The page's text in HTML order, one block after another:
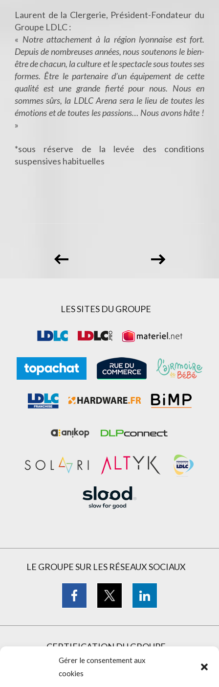
Gérer le consentement aux
cookies
Laurent de la Clergerie, Président-Fondateur du
Groupe LDLC :
« Notre attachement à la région lyonnaise est fort.
Depuis de nombreuses années, nous soutenons le bien-
être de chacun, la culture et le spectacle sous toutes ses
formes. Être le partenaire d’un équipement de cette
qualité est une grande fierté pour nous. Nous en
sommes sûrs, la LDLC Arena sera le lieu de toutes les
émotions et de toutes les passions… Nous avons hâte !
»
*sous réserve de la levée des conditions
suspensives habituelles
LES SITES DU GROUPE
LE GROUPE SUR LES RÉSEAUX SOCIAUX
CERTIFICATION DU GROUPE